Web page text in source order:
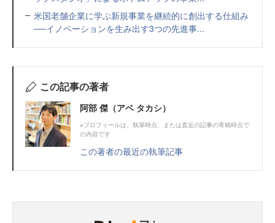
米国老舗企業に学ぶ新規事業を継続的に創出する仕組み
──イノベーションを生み出す3つの先進事...
この記事の著者
阿部 傑（アベ タカシ）
※プロフィールは、執筆時点、または直近の記事の寄稿時点で
の内容です
この著者の最近の執筆記事